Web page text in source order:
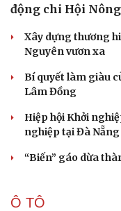
động chi Hội
Xây dựng thương
Nguyên vươn xa
Bí quyết làm giàu
Lâm Đồng
Hiệp hội Khởi
nghiệp tại Đà Nẵng
“Biến” gáo dừa
Ô TÔ